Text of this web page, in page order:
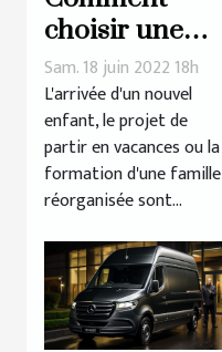
choisir une
voiture pour la
famille ?
Sam. 18 juin 2022 18h
L'arrivée d'un nouvel
enfant, le projet de
partir en vacances ou la
formation d'une famille
réorganisée sont...